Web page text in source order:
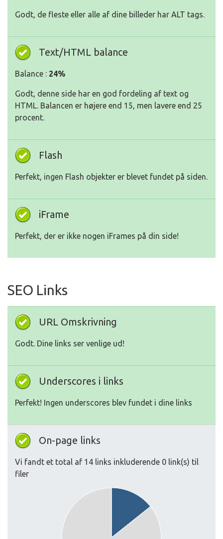
Godt, de fleste eller alle af dine billeder har ALT tags.
Text/HTML balance
Balance : 24%
Godt, denne side har en god fordeling af text og
HTML. Balancen er højere end 15, men lavere end 25
procent.
Flash
Perfekt, ingen Flash objekter er blevet fundet på siden.
iFrame
Perfekt, der er ikke nogen iFrames på din side!
SEO Links
URL Omskrivning
Godt. Dine links ser venlige ud!
Underscores i links
Perfekt! Ingen underscores blev fundet i dine links
On-page links
Vi fandt et total af 14 links inkluderende 0 link(s) til
filer